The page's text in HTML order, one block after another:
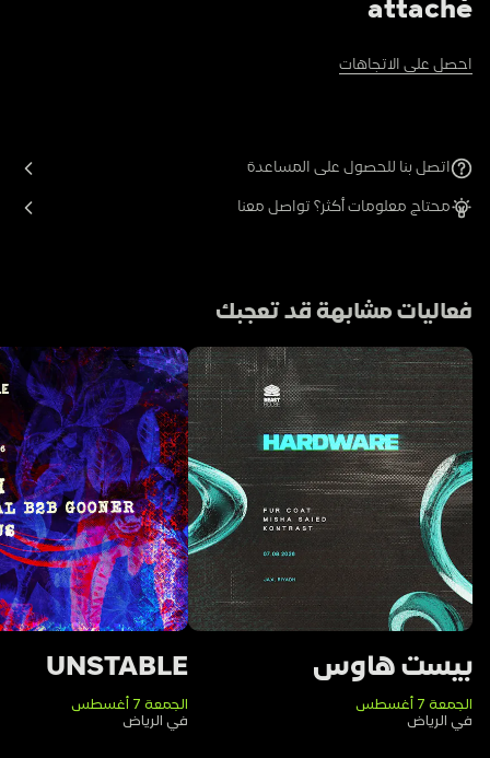
attaché
احصل على الاتجاهات
اتصل بنا للحصول على المساعدة
محتاج معلومات أكثر؟ تواصل معنا
فعاليات مشابهة قد تعجبك
بيست هاوس
الجمعة 7 أغسطس
في الرياض
UNSTABLE
الجمعة 7 أغسطس
في الرياض